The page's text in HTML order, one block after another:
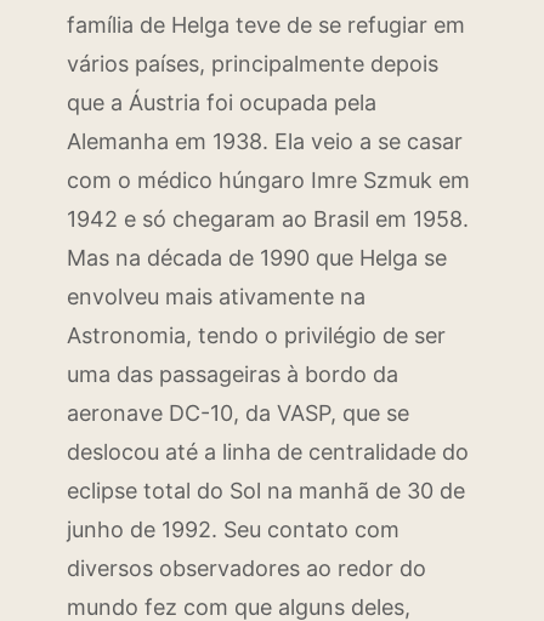
família de Helga teve de se refugiar em
vários países, principalmente depois
que a Áustria foi ocupada pela
Alemanha em 1938. Ela veio a se casar
com o médico húngaro Imre Szmuk em
1942 e só chegaram ao Brasil em 1958.
Mas na década de 1990 que Helga se
envolveu mais ativamente na
Astronomia, tendo o privilégio de ser
uma das passageiras à bordo da
aeronave DC-10, da VASP, que se
deslocou até a linha de centralidade do
eclipse total do Sol na manhã de 30 de
junho de 1992. Seu contato com
diversos observadores ao redor do
mundo fez com que alguns deles,